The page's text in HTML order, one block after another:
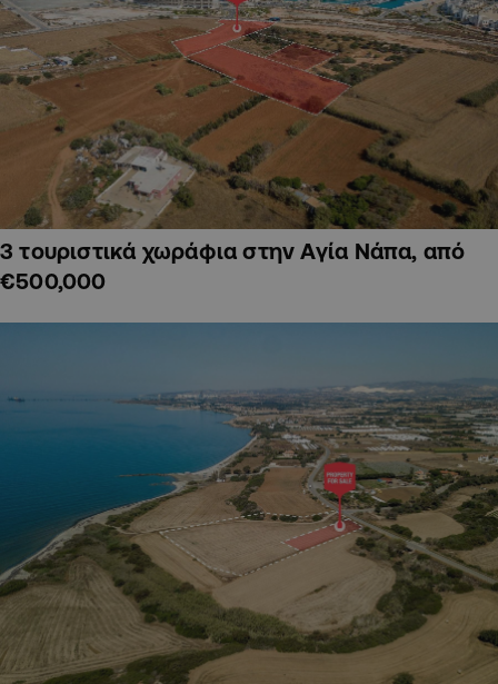
3 τουριστικά χωράφια στην Αγία Νάπα, από
€500,000